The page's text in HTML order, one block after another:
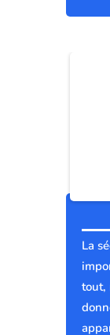
La
tout,